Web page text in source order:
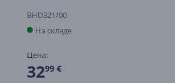
BHD321/00
На складе
Цена:
3299 €